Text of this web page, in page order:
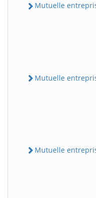
Mutuelle
Mutuelle
Mutuelle